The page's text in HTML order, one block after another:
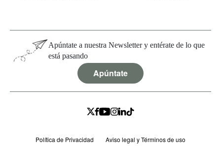
Apúntate a nuestra Newsletter y entérate de lo que
está pasando
Apúntate
Política de Privacidad Aviso legal y Términos de uso